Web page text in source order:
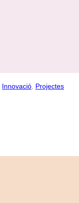
Innovació Projectes